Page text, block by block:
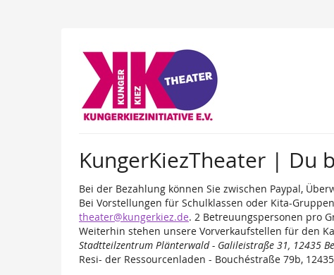
KungerKiezTheater | Du
Bei der Bezahlung können Sie zwischen Paypal,
Bei Vorstellungen für Schulklassen oder Kita-
theater@kungerkiez.de. 2 Betreuungspersonen pro
Weiterhin stehen unsere Vorverkaufstellen für den
Stadtteilzentrum Plänterwald - Galileistraße 31, 12435
Resi- der Ressourcenladen - Bouchéstraße 79b,